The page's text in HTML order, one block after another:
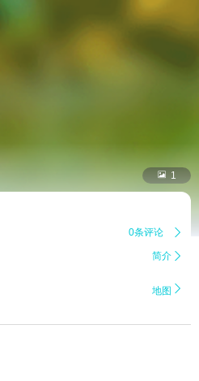
 1
0条评论 
简介 
地图 